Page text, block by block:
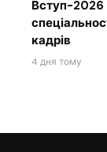
Вступ-2026
кадрів
4 дня тому